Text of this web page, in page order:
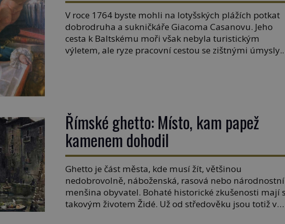
V roce 1764 byste mohli na lotyšských plážích potkat
dobrodruha a sukničkáře Giacoma Casanovu. Jeho
cesta k Baltskému moři však nebyla turistickým
výletem, ale ryze pracovní cestou se zištnými úmysly.
Římské ghetto: Místo, kam papež
kamenem dohodil
Ghetto je část města, kde musí žít, většinou
nedobrovolně, náboženská, rasová nebo národnostní
menšina obyvatel. Bohaté historické zkušenosti mají s
takovým životem Židé. Už od středověku jsou totiž v